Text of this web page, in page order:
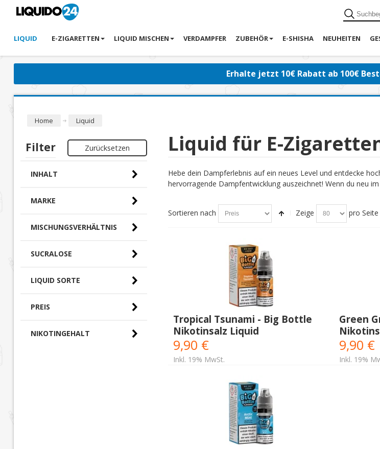
LIQUID E-ZIGARETTEN LIQUID MISCHEN VERDAMPFER ZUBEHÖR E-SHISHA NEUHEITEN
Erhalte jetzt 10€ Rabatt ab 100€
Home Liquid
Liquid für E-
Hebe dein Dampferlebnis auf ein neues Level und entdecke
hervorragende Dampfentwicklung auszeichnet! Wenn du neu
Sortieren nach Zeige pro Seite
Tropical Tsunami - Big Bottle
Nikotinsalz Liquid
9,90 €
Inkl. 19% MwSt.
Green
9,90 €
Inkl. 19%
Filter Zurücksetzen
INHALT
MARKE
MISCHUNGSVERHÄLTNIS
SUCRALOSE
LIQUID SORTE
PREIS
0,00 € - 10,00 €
NIKOTINGEHALT